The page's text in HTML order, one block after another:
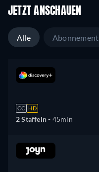
JETZT ANSCHAUEN
Alle Abonnement
CC HD
2 Staffeln - 45min